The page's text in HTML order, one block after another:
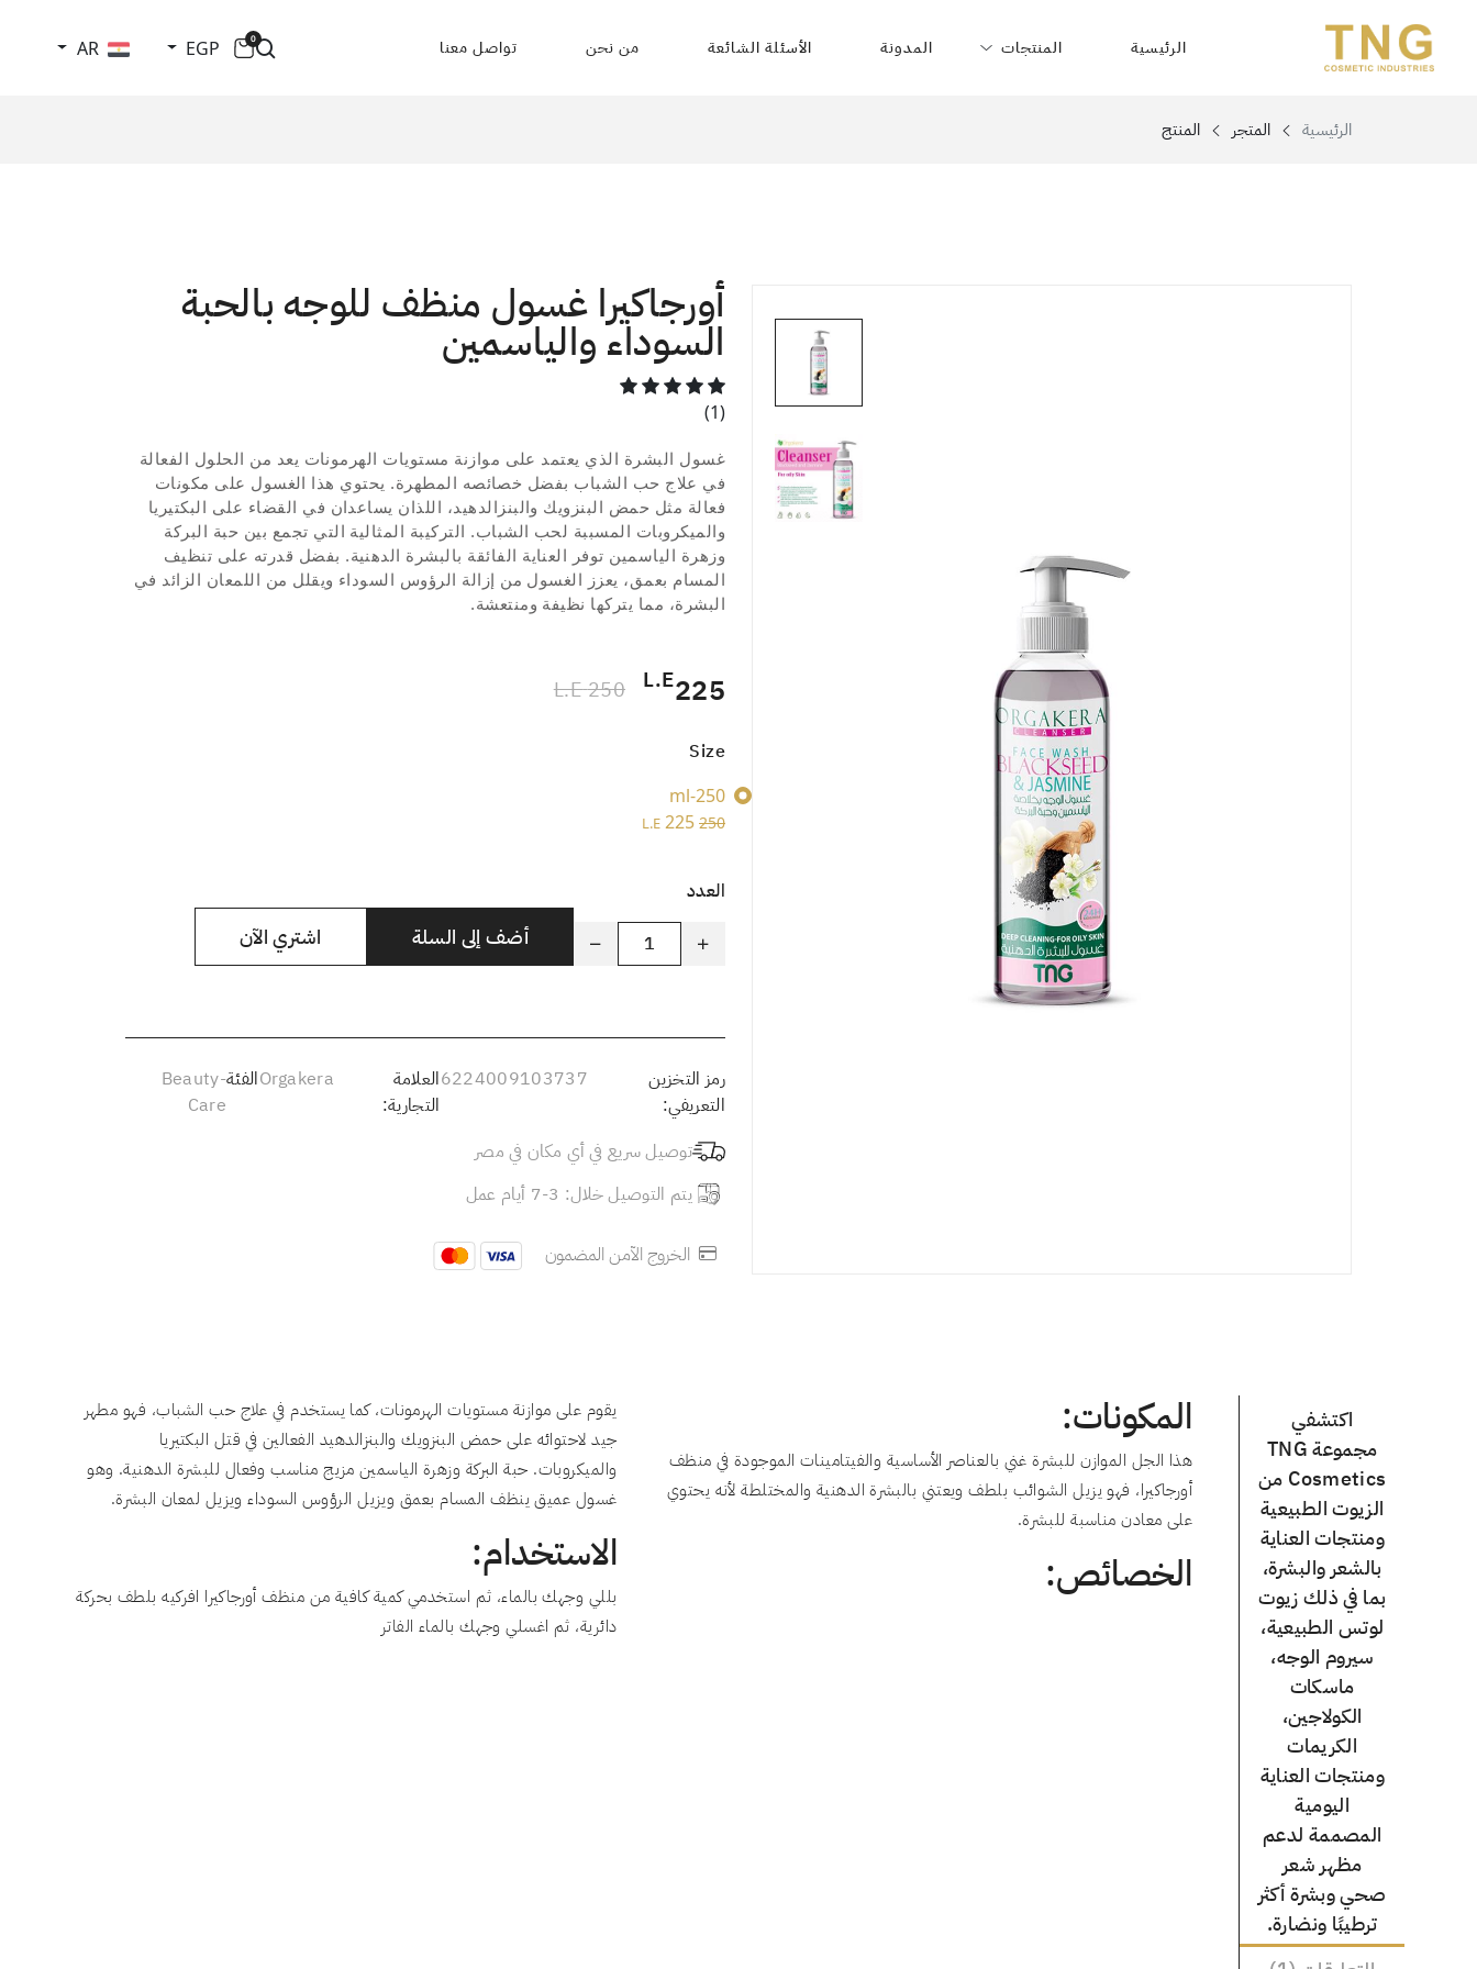
الرئيسية المنتجات المدونة الأسئلة الشائعة من نحن تواصل معنا 0
EGP
AR
الرئيسية المتجر المنتج
أورجاكيرا غسول منظف للوجه بالحبة
السوداء والياسمين
(1)
غسول البشرة الذي يعتمد على موازنة مستويات الهرمونات يعد من الحلول الفعالة
في علاج حب الشباب بفضل خصائصه المطهرة. يحتوي هذا الغسول على مكونات
فعالة مثل حمض البنزويك والبنزالدهيد، اللذان يساعدان في القضاء على البكتيريا
والميكروبات المسببة لحب الشباب. التركيبة المثالية التي تجمع بين حبة البركة
وزهرة الياسمين توفر العناية الفائقة بالبشرة الدهنية. بفضل قدرته على تنظيف
المسام بعمق، يعزز الغسول من إزالة الرؤوس السوداء ويقلل من اللمعان الزائد في
البشرة، مما يتركها نظيفة ومنتعشة.
225
L.E
250 L.E
Size
250-ml
L.E 225 250
العدد
أضف إلى السلة اشتري الآن
رمز التخزين
التعريفي:
6224009103737العلامة
التجارية:
OrgakeraالفئةBeauty-
Care
توصيل سريع في أي مكان في مصر
يتم التوصيل خلال: 3-7 أيام عمل
الخروج الآمن المضمون
اكتشفي
مجموعة TNG
Cosmetics من
الزيوت الطبيعية
ومنتجات العناية
بالشعر والبشرة،
بما في ذلك زيوت
لوتس الطبيعية،
سيروم الوجه،
ماسكات
الكولاجين،
الكريمات
ومنتجات العناية
اليومية
المصممة لدعم
مظهر شعر
صحي وبشرة أكثر
ترطيبًا ونضارة.
المكونات:
هذا الجل الموازن للبشرة غني بالعناصر الأساسية والفيتامينات الموجودة في منظف
أورجاكيرا، فهو يزيل الشوائب بلطف ويعتني بالبشرة الدهنية والمختلطة لأنه يحتوي
على معادن مناسبة للبشرة.
الخصائص:
يقوم على موازنة مستويات الهرمونات، كما يستخدم في علاج حب الشباب، فهو مطهر
جيد لاحتوائه على حمض البنزويك والبنزالدهيد الفعالين في قتل البكتيريا
والميكروبات. حبة البركة وزهرة الياسمين مزيج مناسب وفعال للبشرة الدهنية. وهو
غسول عميق ينظف المسام بعمق ويزيل الرؤوس السوداء ويزيل لمعان البشرة.
الاستخدام:
بللي وجهك بالماء، ثم استخدمي كمية كافية من منظف أورجاكيرا افركيه بلطف بحركة
دائرية، ثم اغسلي وجهك بالماء الفاتر